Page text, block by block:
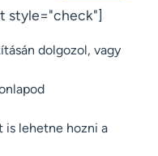
style="check"]
dolgozol, vagy
is lehetne hozni a